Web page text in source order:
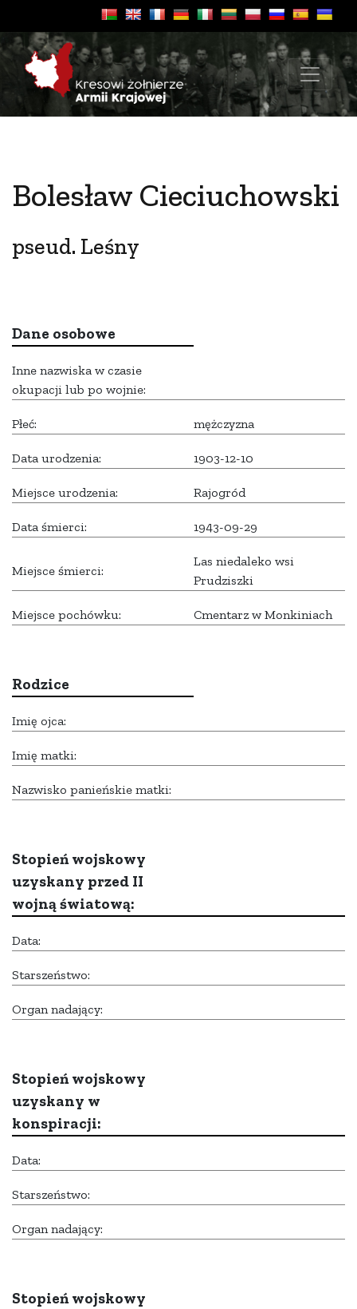
Bolesław Cieciuchowski
pseud. Leśny
Dane osobowe
Inne nazwiska w czasie
okupacji lub po wojnie:
Płeć: mężczyzna
Data urodzenia: 1903-12-10
Miejsce urodzenia: Rajogród
Data śmierci: 1943-09-29
Miejsce śmierci:
Las niedaleko wsi
Prudziszki
Miejsce pochówku: Cmentarz w Monkiniach
Rodzice
Imię ojca:
Imię matki:
Nazwisko panieńskie matki:
Stopień wojskowy
uzyskany przed II
wojną światową:
Data:
Starszeństwo:
Organ nadający:
Stopień wojskowy
uzyskany w
konspiracji:
Data:
Starszeństwo:
Organ nadający:
Stopień wojskowy